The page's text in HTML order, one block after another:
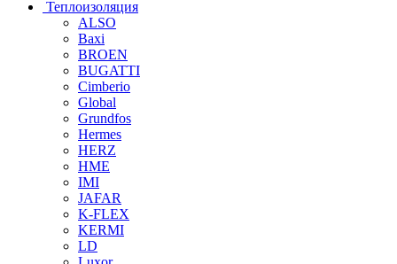
Теплоизоляция
ALSO
Baxi
BROEN
BUGATTI
Cimberio
Global
Grundfos
Hermes
HERZ
HME
IMI
JAFAR
K-FLEX
KERMI
LD